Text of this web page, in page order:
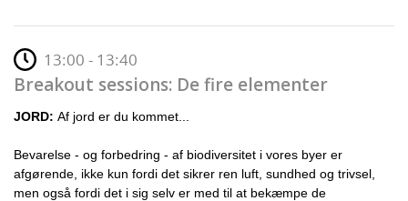
13:00 - 13:40
Breakout sessions: De fire elementer
JORD: Af jord er du kommet...
Bevarelse - og forbedring - af biodiversitet i vores byer er
afgørende, ikke kun fordi det sikrer ren luft, sundhed og trivsel,
men også fordi det i sig selv er med til at bekæmpe de